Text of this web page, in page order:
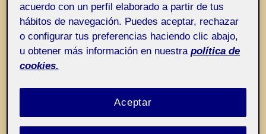
acuerdo con un perfil elaborado a partir de tus
hábitos de navegación. Puedes aceptar, rechazar
o configurar tus preferencias haciendo clic abajo,
u obtener más información en nuestra política de
cookies.
Aceptar